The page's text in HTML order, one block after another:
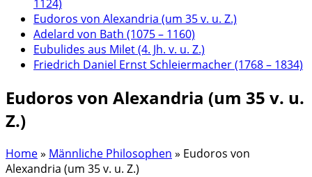
1124)
Eudoros von Alexandria (um 35 v. u. Z.)
Adelard von Bath (1075 – 1160)
Eubulides aus Milet (4. Jh. v. u. Z.)
Friedrich Daniel Ernst Schleiermacher (1768 – 1834)
Eudoros von Alexandria (um 35 v. u.
Z.)
Home» Männliche Philosophen » Eudoros von
Alexandria (um 35 v. u. Z.)